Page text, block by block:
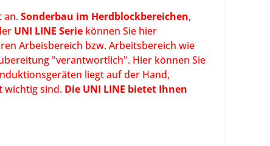
an.Sonderbau im Herdblockbereichen,
UNI LINE Serie können Sie hier
Arbeisbereich bzw. Arbeitsbereich wie
"verantwortlich". Hier können Sie
liegt auf der Hand,
wichtig sind. Die UNI LINE bietet Ihnen